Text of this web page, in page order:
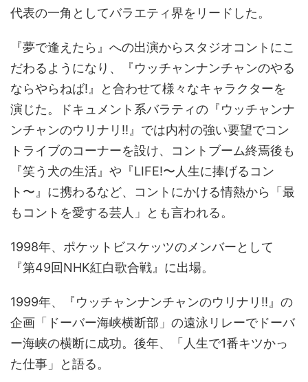
代表の一角としてバラエティ界をリードした。
『夢で逢えたら』への出演からスタジオコントにこ
だわるようになり、『ウッチャンナンチャンのやる
ならやらねば!』と合わせて様々なキャラクターを
演じた。ドキュメント系バラティの『ウッチャンナ
ンチャンのウリナリ!!』では内村の強い要望でコン
トライブのコーナーを設け、コントブーム終焉後も
『笑う犬の生活』や『LIFE!〜人生に捧げるコン
ト〜』に携わるなど、コントにかける情熱から「最
もコントを愛する芸人」とも言われる。
1998年、ポケットビスケッツのメンバーとして
『第49回NHK紅白歌合戦』に出場。
1999年、『ウッチャンナンチャンのウリナリ!!』の
企画「ドーバー海峡横断部」の遠泳リレーでドーバ
ー海峡の横断に成功。後年、「人生で1番キツかっ
た仕事」と語る。